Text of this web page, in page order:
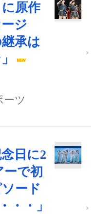
原作
ジ
承は
ーツ
日に2
で初
ード
・・」